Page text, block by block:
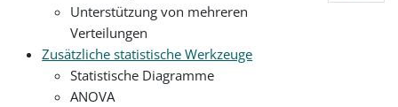
Unterstützung von mehreren
Verteilungen
Zusätzliche statistische Werkzeuge
Statistische Diagramme
ANOVA